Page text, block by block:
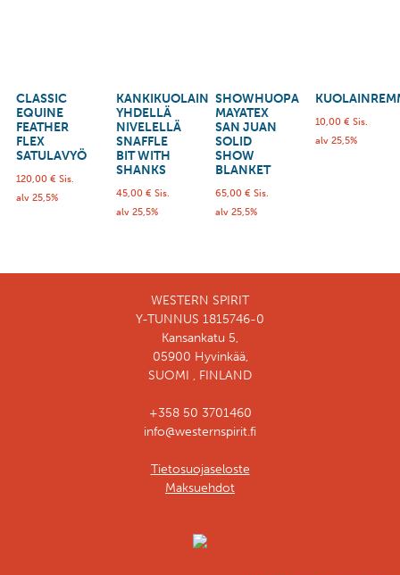
CLASSIC
EQUINE
FEATHER
FLEX
SATULAVYÖ
120,00 € Sis.
alv 25,5%
KANKIKUOLAIN
YHDELLÄ
NIVELELLÄ
SNAFFLE
BIT WITH
SHANKS
45,00 € Sis.
alv 25,5%
SHOWHUOPA
MAYATEX
SAN JUAN
SOLID
SHOW
BLANKET
65,00€ Sis.
alv 25,5%
10,00 € Sis.
alv 25,5%
WESTERN SPIRIT
Y-TUNNUS 1815746-0
Kansankatu 5,
05900 Hyvinkää,
SUOMI , FINLAND
+358 50 3701460
info@westernspirit.fi
Tietosuojaseloste
Maksuehdot